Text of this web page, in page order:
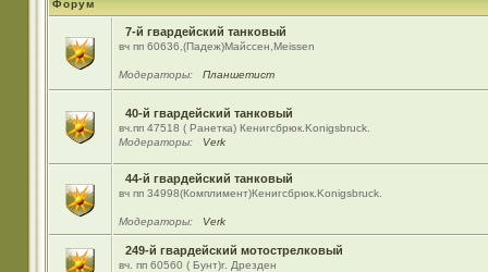
Форум
7-й гвардейский танковый
вч пп 60636,(Падеж)Майсcен,Meissen
Модераторы: Планшетист
40-й гвардейский танковый
вч.пп 47518 ( Ранетка) Кенигсбрюк.Konigsbruck.
Модераторы:
Verk
44-й гвардейский танковый
вч пп 34998(Комплимент)Кенигсбрюк.Konigsbruck.
Модераторы: Verk
249-й гвардейский мотострелковый
вч. пп 60560 ( Бунт)г. Дрезден